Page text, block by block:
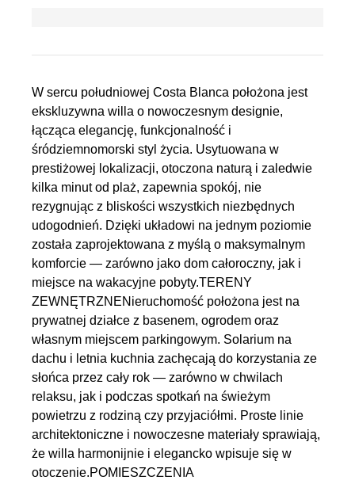
W sercu południowej Costa Blanca położona jest
ekskluzywna willa o nowoczesnym designie,
łącząca elegancję, funkcjonalność i
śródziemnomorski styl życia. Usytuowana w
prestiżowej lokalizacji, otoczona naturą i zaledwie
kilka minut od plaż, zapewnia spokój, nie
rezygnując z bliskości wszystkich niezbędnych
udogodnień. Dzięki układowi na jednym poziomie
została zaprojektowana z myślą o maksymalnym
komforcie — zarówno jako dom całoroczny, jak i
miejsce na wakacyjne pobyty.TERENY
ZEWNĘTRZNENieruchomość położona jest na
prywatnej działce z basenem, ogrodem oraz
własnym miejscem parkingowym. Solarium na
dachu i letnia kuchnia zachęcają do korzystania ze
słońca przez cały rok — zarówno w chwilach
relaksu, jak i podczas spotkań na świeżym
powietrzu z rodziną czy przyjaciółmi. Proste linie
architektoniczne i nowoczesne materiały sprawiają,
że willa harmonijnie i elegancko wpisuje się w
otoczenie.POMIESZCZENIA